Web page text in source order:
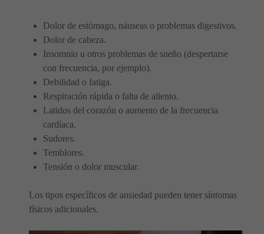
Dolor de estómago, náuseas o problemas digestivos.
Dolor de cabeza.
Insomnio u otros problemas de sueño (despertarse
con frecuencia, por ejemplo).
Debilidad o fatiga.
Respiración rápida o falta de aliento.
Latidos del corazón o aumento de la frecuencia
cardíaca.
Sudores.
Temblores.
Tensión o dolor muscular.
Los tipos específicos de ansiedad pueden tener síntomas
físicos adicionales.